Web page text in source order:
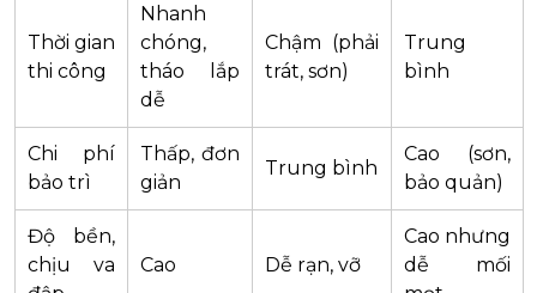
Thời gian
thi công
Nhanh
chóng,
tháo lắp
dễ
Chậm (phải
trát, sơn)
Trung
bình
Chi phí
bảo trì
Thấp, đơn
giản
Trung bình
Cao (sơn,
bảo quản)
Độ bền,
chịu va
Cao Dễ rạn, vỡ
Cao nhưng
dễ mối